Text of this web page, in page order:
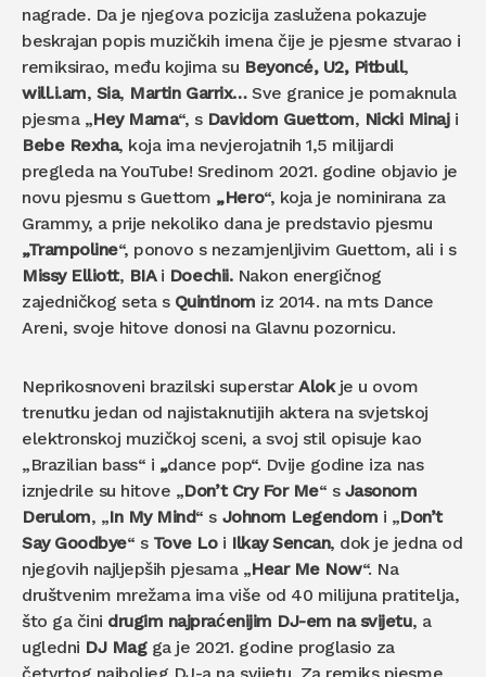
nagrade. Da je njegova pozicija zaslužena pokazuje
beskrajan popis muzičkih imena čije je pjesme stvarao i
remiksirao, među kojima su Beyoncé, U2, Pitbull,
will.i.am, Sia, Martin Garrix…Sve granice je pomaknula
pjesma „Hey Mama“, s Davidom Guettom, Nicki Minaji
Bebe Rexha, koja ima nevjerojatnih 1,5 milijardi
pregleda na YouTube! Sredinom 2021. godine objavio je
novu pjesmu s Guettom „Hero“, koja je nominirana za
Grammy, a prije nekoliko dana je predstavio pjesmu
„Trampoline“, ponovo s nezamjenljivim Guettom, ali i s
Missy Elliott, BIA i Doechii. Nakon energičnog
zajedničkog seta s Quintinom iz 2014. na mts Dance
Areni, svoje hitove donosi na Glavnu pozornicu.
Neprikosnoveni brazilski superstarAlok je u ovom
trenutku jedan od najistaknutijih aktera na svjetskoj
elektronskoj muzičkoj sceni, a svoj stil opisuje kao
„Brazilian bass“ i „dance pop“. Dvije godine iza nas
iznjedrile su hitove „Don’t Cry For Me“ sJasonom
Derulom, „In My Mind“ s Johnom Legendom i „Don’t
Say Goodbye“ s Tove Loi Ilkay Sencan, dok je jedna od
njegovih najljepših pjesama „Hear Me Now“. Na
društvenim mrežama ima više od 40 milijuna pratitelja,
što ga čini drugim najpraćenijim DJ-em na svijetu, a
ugledni DJ Magga je 2021. godine proglasio za
četvrtog najboljeg DJ-a na svijetu. Za remiks pjesme